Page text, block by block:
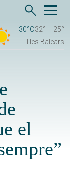
30°C32°
25°
Illes Balears
el